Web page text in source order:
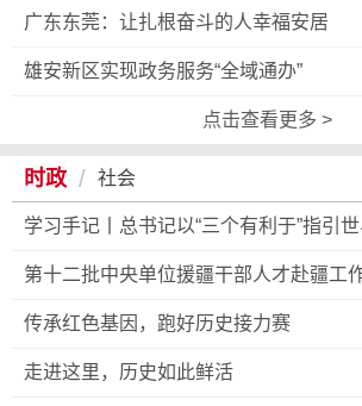
广东东莞：让扎根奋斗的人幸福安居
雄安新区实现政务服务“全域通办”
点击查看更多 >
时政 / 社会
学习手记丨总书记以“三个有利于”指引
第十二批中央单位援疆干部人才赴疆工
传承红色基因，跑好历史接力赛
走进这里，历史如此鲜活